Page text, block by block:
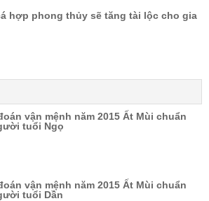
hợp phong thủy sẽ tăng tài lộc cho gia
vận mệnh năm 2015 Ất Mùi chuẩn
tuổi Ngọ
vận mệnh năm 2015 Ất Mùi chuẩn
tuổi Dần